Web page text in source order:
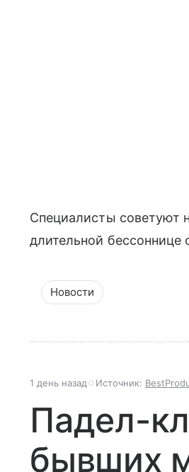
Специалисты советуют
длительной бессоннице
Новости
1 день назад Источник:
Падел-
бывших